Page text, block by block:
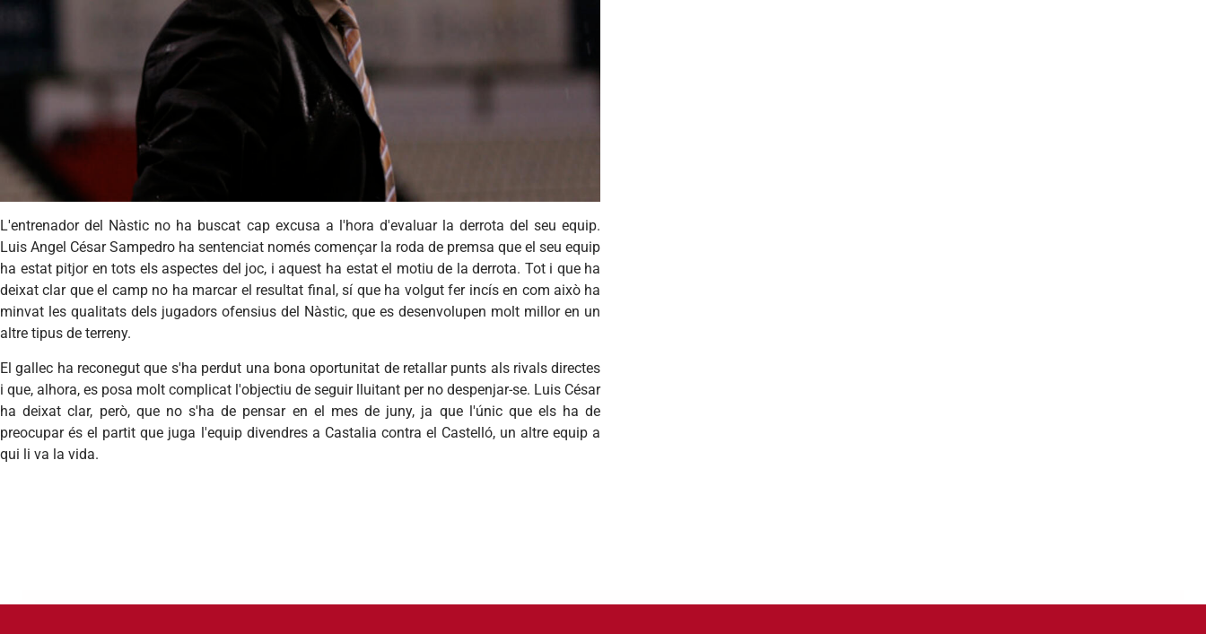
L'entrenador del Nàstic no ha buscat cap excusa a l'hora d'evaluar la derrota del seu equip.
Luis Angel César Sampedro ha sentenciat només començar la roda de premsa que el seu equip
ha estat pitjor en tots els aspectes del joc, i aquest ha estat el motiu de la derrota. Tot i que ha
deixat clar que el camp no ha marcar el resultat final, sí que ha volgut fer incís en com això ha
minvat les qualitats dels jugadors ofensius del Nàstic, que es desenvolupen molt millor en un
altre tipus de terreny.
El gallec ha reconegut que s'ha perdut una bona oportunitat de retallar punts als rivals directes
i que, alhora, es posa molt complicat l'objectiu de seguir lluitant per no despenjar-se. Luis César
ha deixat clar, però, que no s'ha de pensar en el mes de juny, ja que l'únic que els ha de
preocupar és el partit que juga l'equip divendres a Castalia contra el Castelló, un altre equip a
qui li va la vida.